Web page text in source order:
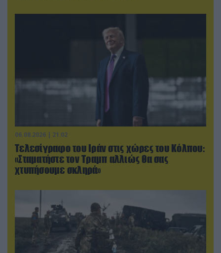
06.08.2026 | 21:02
Τελεσίγραφο του Ιράν στις χώρες του Κόλπου:
«Σταματήστε τον Τραμπ αλλιώς θα σας
χτυπήσουμε σκληρά»